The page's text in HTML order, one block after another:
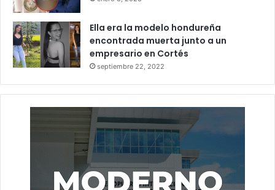
Ella era la modelo hondureña
encontrada muerta junto a un
empresario en Cortés
septiembre 22, 2022